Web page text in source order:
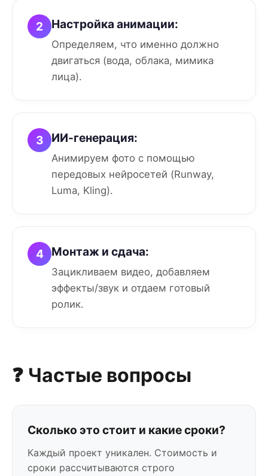
2 Настройка анимации:
Определяем, что именно должно
двигаться (вода, облака, мимика
лица).
3 ИИ-генерация:
Анимируем фото с помощью
передовых нейросетей (Runway,
Luma, Kling).
4 Монтаж и сдача:
Зацикливаем видео, добавляем
эффекты/звук и отдаем готовый
ролик.
❓ Частые вопросы
Сколько это стоит и какие сроки?
Каждый проект уникален. Стоимость и
сроки рассчитываются строго